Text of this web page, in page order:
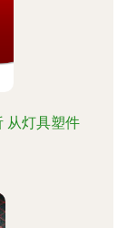
从灯具塑件